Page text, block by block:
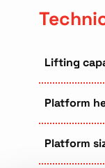
Lifting
Platform
Platform